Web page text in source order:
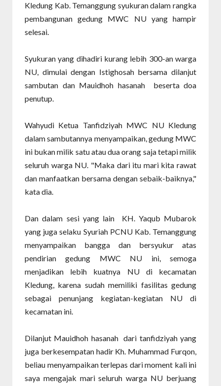
Kledung Kab. Temanggung syukuran dalam rangka
pembangunan gedung MWC NU yang hampir
selesai.
Syukuran yang dihadiri kurang lebih 300-an warga
NU, dimulai dengan Istighosah bersama dilanjut
sambutan dan Mauidhoh hasanah beserta doa
penutup.
Wahyudi Ketua Tanfidziyah MWC NU Kledung
dalam sambutannya menyampaikan, gedung MWC
ini bukan milik satu atau dua orang saja tetapi milik
seluruh warga NU. "Maka dari itu mari kita rawat
dan manfaatkan bersama dengan sebaik-baiknya,"
kata dia.
Dan dalam sesi yang lain KH. Yaqub Mubarok
yang juga selaku Syuriah PCNU Kab. Temanggung
menyampaikan bangga dan bersyukur atas
pendirian gedung MWC NU ini, semoga
menjadikan lebih kuatnya NU di kecamatan
Kledung, karena sudah memiliki fasilitas gedung
sebagai penunjang kegiatan-kegiatan NU di
kecamatan ini.
Dilanjut Mauidhoh hasanah dari tanfidziyah yang
juga berkesempatan hadir Kh. Muhammad Furqon,
beliau menyampaikan terlepas dari moment kali ini
saya mengajak mari seluruh warga NU berjuang